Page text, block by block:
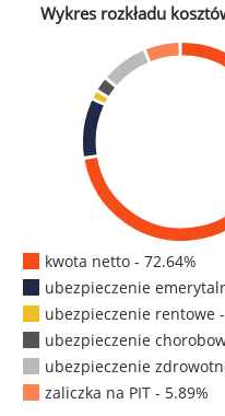
Wykres rozkładu
kwota netto - 72.64%
ubezpieczenie
ubezpieczenie rentowe
ubezpieczenie
ubezpieczenie
zaliczka na PIT - 5.89%